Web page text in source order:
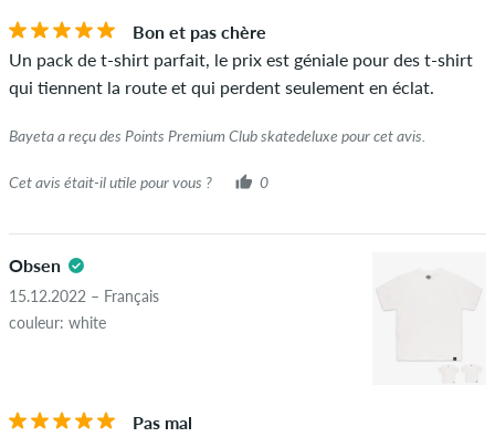
cet article, vous pouvez le voir grâce à l'encoche verte à côté
du nom avec les mots "achat vérifié". Pour ces personnes,
l'achat a été vérifié en fonction de leurs commandes. Pour les
personne possède réellement ou a possédé l'article.
Bon et pas chère
Un pack de t-shirt parfait, le prix est géniale pour des t-shirt
qui tiennent la route et qui perdent seulement en éclat.
Bayeta a reçu des Points Premium Club skatedeluxe pour cet avis.
Cet avis était-il utile pour vous ? 0
Obsen
15.12.2022 – Français
couleur: white
Pas mal